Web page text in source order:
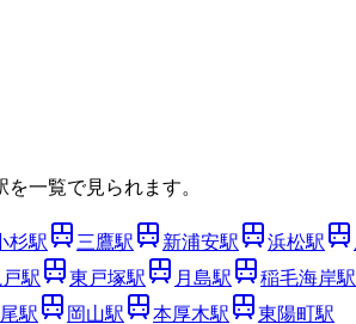
一覧で見られます。
杉駅 三鷹駅 新浦安駅 浜松駅
駅 東戸塚駅 月島駅 稲毛海岸駅
駅 岡山駅 本厚木駅 東陽町駅